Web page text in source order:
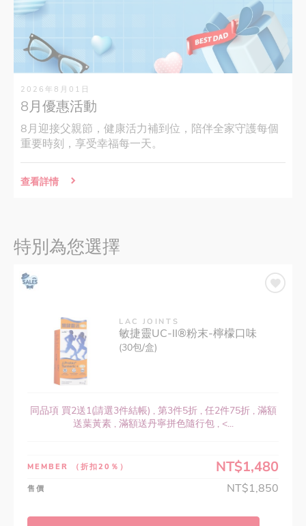
2026年8月01日
8月優惠活動
8月迎接父親節，健康活力補到位，陪伴全家守護每個
重要時刻，享受幸福每一天。
查看詳情
特別為您選擇
LAC JOINTS
敏捷靈UC-II®粉末-檸檬口味
(30包/盒)
同品項 買2送1(請選3件結帳) , 第3件5折 , 任2件75折 , 滿額
送葉黃素 , 滿額送丹寧拼色隨行包 , <...
MEMBER （折扣20％） NT$1,480
售價 NT$1,850